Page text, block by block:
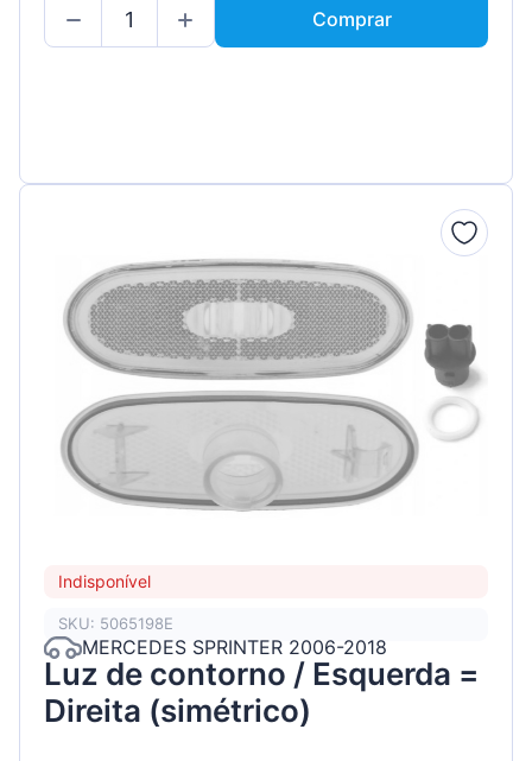
Comprar
Indisponível
SKU: 5065198E
MERCEDES SPRINTER 2006-2018
Luz de contorno / Esquerda =
Direita (simétrico)